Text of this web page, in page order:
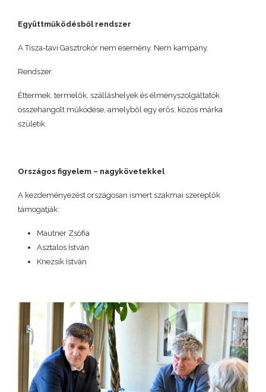
Együttműködésből rendszer
A Tisza-tavi Gasztrokör nem esemény. Nem kampány.
Rendszer.
Éttermek, termelők, szálláshelyek és élményszolgáltatók
összehangolt működése, amelyből egy erős, közös márka
születik.
Országos figyelem – nagykövetekkel
A kezdeményezést országosan ismert szakmai szereplők
támogatják:
Mautner Zsófia
Asztalos István
Knezsik István